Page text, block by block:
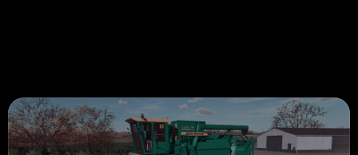
Profitez de votre nouvelle récolte dans votre ferme
Anthi